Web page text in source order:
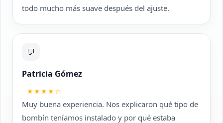
todo mucho más suave después del ajuste.
💬
Patricia Gómez
★★★★☆
Muy buena experiencia. Nos explicaron qué tipo de
bombín teníamos instalado y por qué estaba